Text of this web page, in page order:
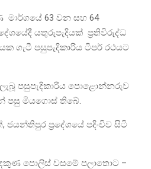
63 වන සහ 64
යතුරුපැදියක් ප්‍රතිවිරුද්ධ
ගැටී පසුපැදිකාරිය ටිපර් රථයට
පසුපැදිකාරිය පොළොන්නරුව
පසු මියගොස් තිබේ.
ප්‍රදේශයේ පදිංචිව සිටි
පොලිස් වසමේ පලාතොට –